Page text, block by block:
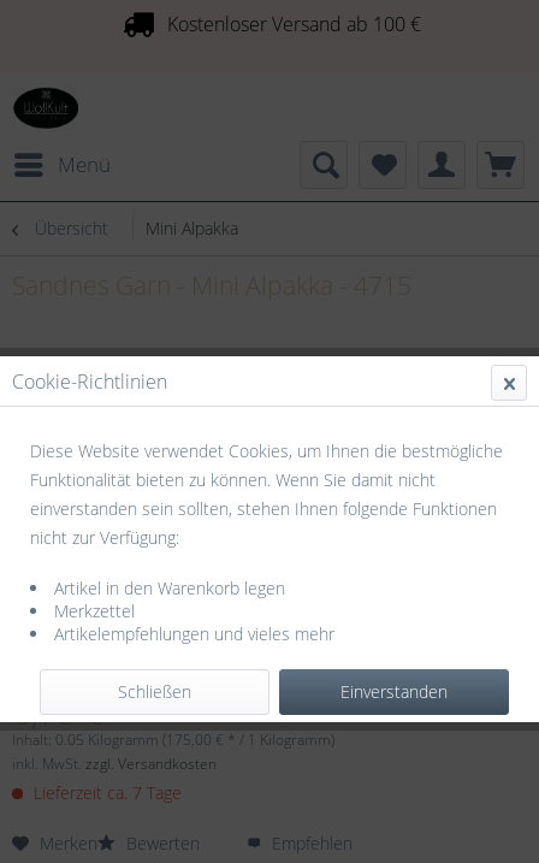
Kostenloser Versand ab 100 €
Menü
Übersicht Mini Alpakka
8,75 € *
Inhalt: 0.05 Kilogramm (175,00 € * / 1 Kilogramm)
inkl. MwSt. zzgl. Versandkosten
Lieferzeit ca. 7 Tage
Merken Bewerten Empfehlen
Cookie-Richtlinien
Diese Website verwendet Cookies, um Ihnen die bestmögliche
Funktionalität bieten zu können. Wenn Sie damit nicht
einverstanden sein sollten, stehen Ihnen folgende Funktionen
nicht zur Verfügung:
Artikel in den Warenkorb legen
Merkzettel
Artikelempfehlungen und vieles mehr
Einverstanden
Schließen